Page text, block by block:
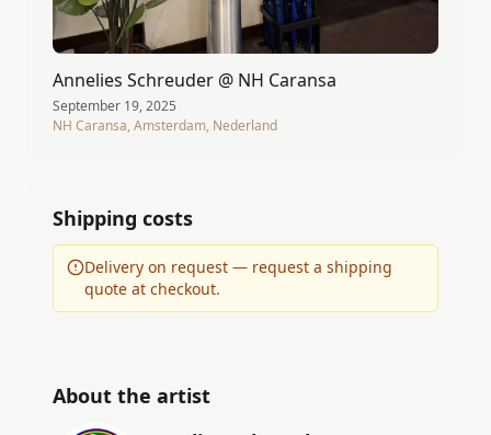
Annelies Schreuder @ NH Caransa
September 19, 2025
NH Caransa, Amsterdam, Nederland
Shipping costs
Delivery on request — request a shipping
quote at checkout.
About the artist